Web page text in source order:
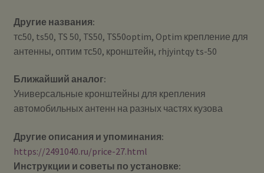
Другие названия:
тс50, ts50, TS 50, TS50, TS50optim, Optim крепление для
антенны, оптим тс50, кронштейн, rhjyintqy ts-50
Ближайший аналог:
Универсальные кронштейны для крепления
автомобильных антенн на разных частях кузова
Другие описания и упоминания:
https://2491040.ru/price-27.html
Инструкции и советы по установке: